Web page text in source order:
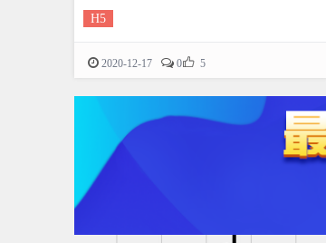
H5
2020-12-17 0 5